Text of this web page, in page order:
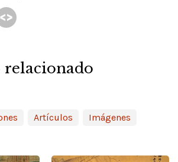
Artículos Imágenes